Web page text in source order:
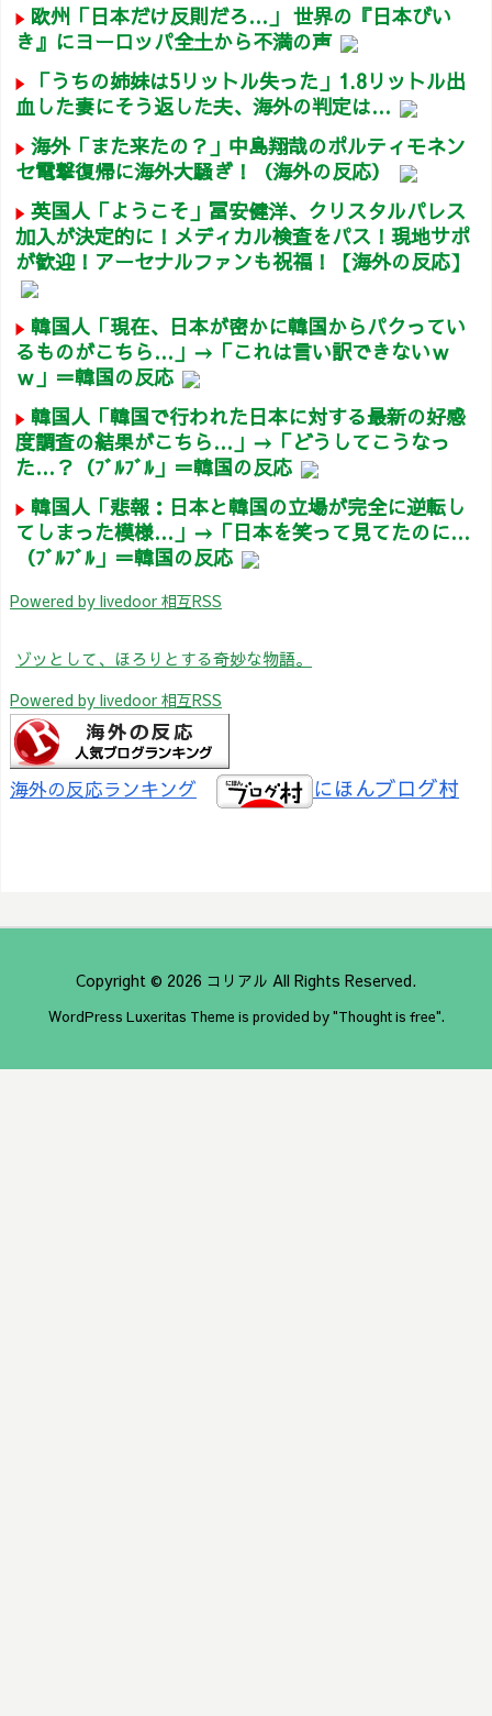
欧州「日本だけ反則だろ…」 世界の『日本びい
き』にヨーロッパ全土から不満の声
「うちの姉妹は5リットル失った」1.8リットル出
血した妻にそう返した夫、海外の判定は…
海外「また来たの？」中島翔哉のポルティモネン
セ電撃復帰に海外大騒ぎ！（海外の反応）
英国人「ようこそ」冨安健洋、クリスタルパレス
加入が決定的に！メディカル検査をパス！現地サポ
が歓迎！アーセナルファンも祝福！【海外の反応】
韓国人「現在、日本が密かに韓国からパクってい
るものがこちら…」→「これは言い訳できないｗ
ｗ」＝韓国の反応
韓国人「韓国で行われた日本に対する最新の好感
度調査の結果がこちら…」→「どうしてこうなっ
た…？（ﾌﾞﾙﾌﾞﾙ」＝韓国の反応
韓国人「悲報：日本と韓国の立場が完全に逆転し
てしまった模様…」→「日本を笑って見てたのに…
（ﾌﾞﾙﾌﾞﾙ」＝韓国の反応
Powered by livedoor 相互RSS
ゾッとして、ほろりとする奇妙な物語。
Powered by livedoor 相互RSS
海外の反応ランキング にほんブログ村
Copyright © 2026 コリアル All Rights Reserved.
WordPress Luxeritas Theme is provided by "Thought is free".